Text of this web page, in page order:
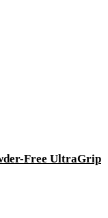
Free UltraGrip